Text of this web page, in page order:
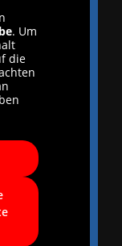
. Um
die